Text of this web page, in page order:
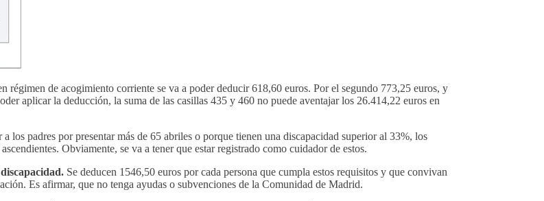
régimen de acogimiento corriente se va a poder deducir 618,60 euros. Por el segundo 773,25 euros, y
aplicar la deducción, la suma de las casillas 435 y 460 no puede aventajar los 26.414,22 euros en
los padres por presentar más de 65 abriles o porque tienen una discapacidad superior al 33%, los
Obviamente, se va a tener que estar registrado como cuidador de estos.
Se deducen 1546,50 euros por cada persona que cumpla estos requisitos y que convivan
Es afirmar, que no tenga ayudas o subvenciones de la Comunidad de Madrid.